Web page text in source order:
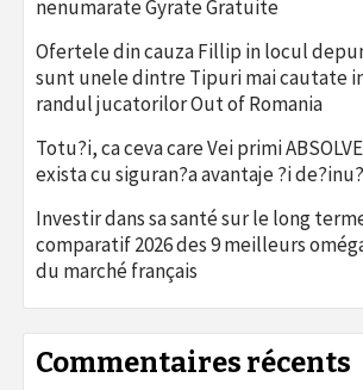
nenumarate Gyrate Gratuite
Ofertele din cauza Fillip in locul
sunt unele dintre Tipuri mai cautate
randul jucatorilor Out of Romania
Totu?i, ca ceva care Vei primi
exista cu siguran?a avantaje ?i
Investir dans sa santé sur le long
comparatif 2026 des 9 meilleurs
du marché français
Commentaires récents